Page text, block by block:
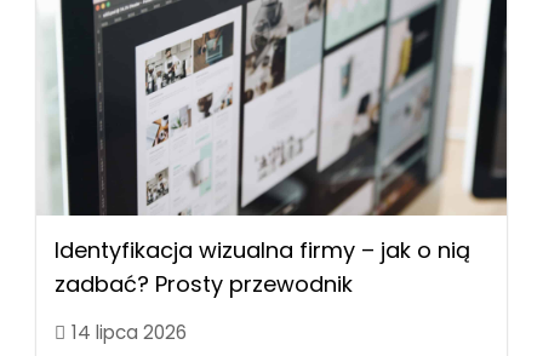
Identyfikacja wizualna firmy – jak o nią
zadbać? Prosty przewodnik
14 lipca 2026